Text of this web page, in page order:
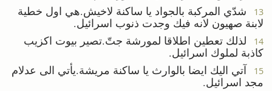
13
شدّي المركبة بالجواد يا ساكنة لاخيش.هي اول خطية
لابنة صهيون لانه فيك وجدت ذنوب اسرائيل.
14
لذلك تعطين اطلاقا لمورشة جتّ.تصير بيوت اكزيب
كاذبة لملوك اسرائيل.
15
آتي اليك ايضا بالوارث يا ساكنة مريشة.يأتي الى عدلام
مجد اسرائيل.